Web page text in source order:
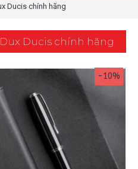
Ducis chính hãng
Ducis chính hãng
-10%